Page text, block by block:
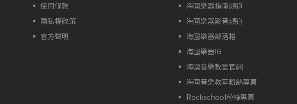
使用條款
隱私權政策
官方聲明
海國樂器指南頻道
海國樂器影音頻道
海國樂器部落格
海國樂器IG
海國音樂教室官網
海國音樂教室粉絲專頁
Rockschool粉絲專頁